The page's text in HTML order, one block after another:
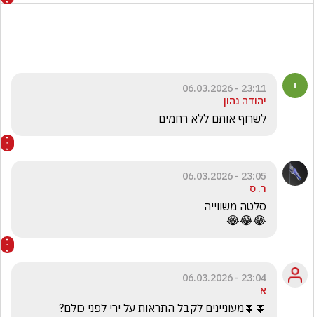
23:11 - 06.03.2026
יהודה נהון
לשרוף אותם ללא רחמים
23:05 - 06.03.2026
ר. ס
😂😂😂
23:04 - 06.03.2026
א